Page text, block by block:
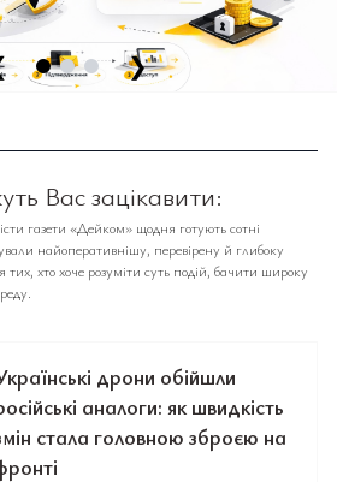
❯
Вас зацікавити:
газети «Дейком» щодня готують сотні
найоперативнішу, перевірену й глибоку
хто хоче розуміти суть подій, бачити широку
дрони обійшли
аналоги: як швидкість
стала головною зброєю на